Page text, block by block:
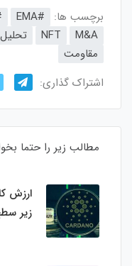
برچسب ها: #EMA
M&A
NFT‌ تحلیل
مقاومت
اشتراک گذاری:
مطالب زیر را حتما
ارزش
زیر سطح 0.44 دلاری